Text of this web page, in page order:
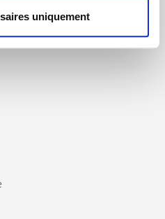
uniquement